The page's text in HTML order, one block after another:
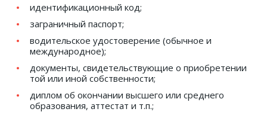
идентификационный код;
заграничный паспорт;
водительское удостоверение (обычное и
международное);
документы, свидетельствующие о приобретении
той или иной собственности;
диплом об окончании высшего или среднего
образования, аттестат и т.п.;